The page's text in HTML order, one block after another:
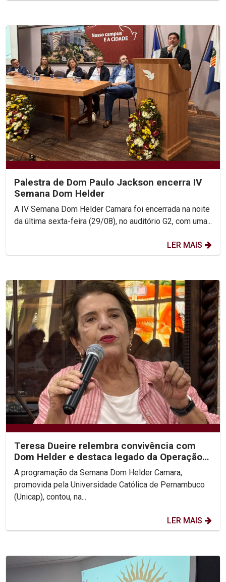
Palestra de Dom Paulo Jackson encerra IV
Semana Dom Helder
A IV Semana Dom Helder Camara foi encerrada na noite
da última sexta-feira (29/08), no auditório G2, com uma...
LER MAIS
Teresa Dueire relembra convivência com
Dom Helder e destaca legado da Operação
Esperança na...
A programação da Semana Dom Helder Camara,
promovida pela Universidade Católica de Pernambuco
(Unicap), contou, na...
LER MAIS